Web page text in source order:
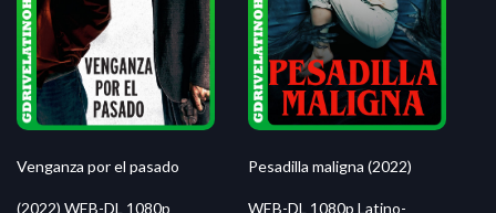
Venganza por el pasado
(2022) WEB-DL 1080p
Pesadilla maligna (2022)
WEB-DL 1080p Latino-